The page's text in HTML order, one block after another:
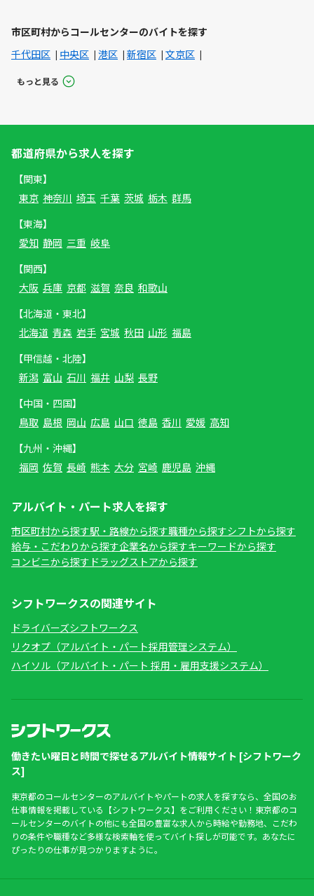
市区町村からコールセンターのバイトを探す
千代田区
中央区 港区 新宿区 文京区
もっと見る
都道府県から求人を探す
【関東】
東京 神奈川 埼玉 千葉 茨城 栃木 群馬
【東海】
愛知 静岡 三重 岐阜
【関西】
大阪 兵庫 京都 滋賀 奈良 和歌山
【北海道・東北】
北海道 青森 岩手 宮城 秋田 山形 福島
【甲信越・北陸】
新潟 富山 石川 福井 山梨 長野
【中国・四国】
鳥取 島根 岡山 広島 山口 徳島 香川 愛媛 高知
【九州・沖縄】
福岡 佐賀 長崎 熊本 大分 宮崎 鹿児島 沖縄
アルバイト・パート求人を探す
市区町村から探す駅・路線から探す職種から探すシフトから探す
給与・こだわりから探す企業名から探すキーワードから探す
コンビニから探す ドラッグストアから探す
シフトワークスの関連サイト
ドライバーズシフトワークス
リクオプ（アルバイト・パート採用管理システム）
ハイソル（アルバイト・パート 採用・雇用支援システム）
働きたい曜日と時間で探せるアルバイト情報サイト [シフトワーク
ス]
東京都のコールセンターのアルバイトやパートの求人を探すなら、全国のお
仕事情報を掲載している【シフトワークス】をご利用ください！東京都のコ
ールセンターのバイトの他にも全国の豊富な求人から時給や勤務地、こだわ
りの条件や職種など多様な検索軸を使ってバイト探しが可能です。あなたに
ぴったりの仕事が見つかりますように。